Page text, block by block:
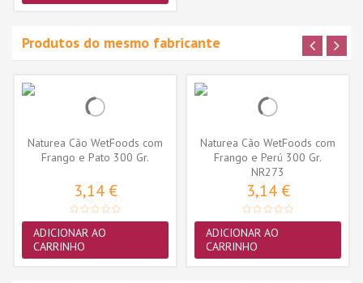
Produtos do mesmo fabricante
Naturea Cão WetFoods com
Frango e Pato 300 Gr.
3,14 €
ADICIONAR AO
CARRINHO
Naturea Cão WetFoods com
Frango e Perú 300 Gr.
NR273
3,14 €
ADICIONAR AO
CARRINHO